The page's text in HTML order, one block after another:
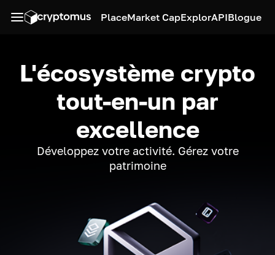
PlaceMarket CapExplorAPIBlogue
L'écosystème crypto
tout-en-un par
excellence
Développez votre activité. Gérez votre
patrimoine